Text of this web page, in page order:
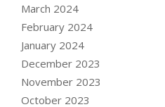
March 2024
February 2024
January 2024
December 2023
November 2023
October 2023